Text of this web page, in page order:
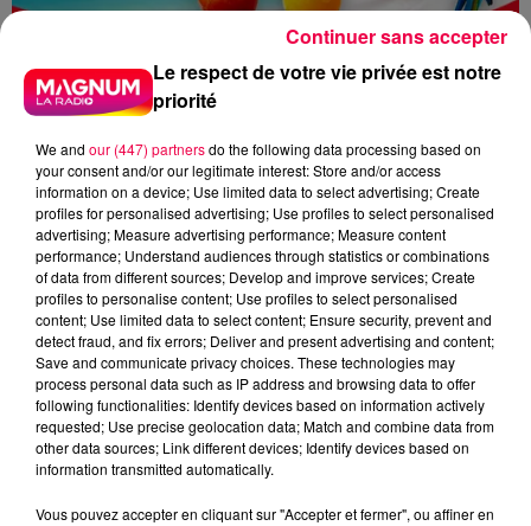
MAGNUM LA RADIO
MAGNUM DRIVE
QUIZZ TONIC
VOSGES
RAON AUX BOIS
NATHAN SLAMA
QUIZZ TONIC avec Louis de Raon-aux-Bois
(26/05)
0:00 3 min 4 sec
Le respect de votre vie privée est notre
priorité
We and our (447) partnersdo the following data processing based on
your consent and/or our legitimate interest: Store and/or access
information on a device; Use limited data to select advertising; Create
profiles for personalised advertising; Use profiles to select personalised
advertising; Measure advertising performance; Measure content
performance; Understand audiences through statistics or combinations
of data from different sources; Develop and improve services; Create
profiles to personalise content; Use profiles to select personalised
content; Use limited data to select content; Ensure security, prevent and
detect fraud, and fix errors; Deliver and present advertising and content;
Save and communicate privacy choices. These technologies may
process personal data such as IP address and browsing data to offer
following functionalities: Identify devices based on information actively
requested; Use precise geolocation data; Match and combine data from
other data sources; Link different devices; Identify devices based on
information transmitted automatically.
Vous pouvez accepter en cliquant sur "Accepter et fermer", ou affiner en
Continuer sans accepter